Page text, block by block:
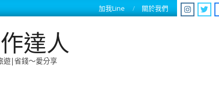
加我Line 關於我們
達人
遊|省錢～愛分享